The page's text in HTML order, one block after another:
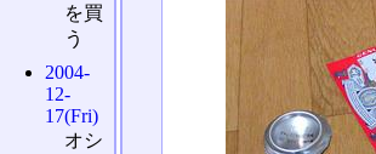
を買
う
2004-
12-
17(Fri)
オシ